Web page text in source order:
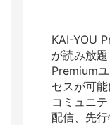
KAI-YOU
が読み放題
Premium
セスが可能
コミュニ
配信、先行